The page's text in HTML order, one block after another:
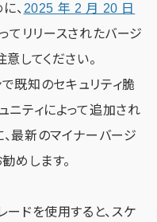
、 2025 年 2 月 20 日
てリリースされたバージ
してください。
既知のセキュリティ脆
ニティによって追加され
最新のマイナーバージ
めします。
ードを使用すると、スケ